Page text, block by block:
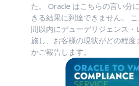
た。 Oracle はこちらの言い分
きる結果に到達できません。
間以内にデューデリジェンス
施し、お客様の現状がどの程度
かご報告します。